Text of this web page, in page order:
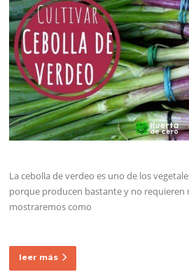
La cebolla de verdeo es uno de los
porque producen bastante y no requieren
mostraremos como
leer más